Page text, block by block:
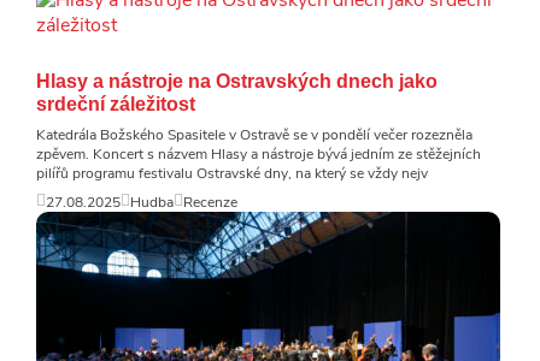
Hlasy a nástroje na Ostravských dnech jako
srdeční záležitost
Katedrála Božského Spasitele v Ostravě se v pondělí večer rozezněla
zpěvem. Koncert s názvem Hlasy a nástroje bývá jedním ze stěžejních
pilířů programu festivalu Ostravské dny, na který se vždy nejv
27.08.2025 Hudba Recenze